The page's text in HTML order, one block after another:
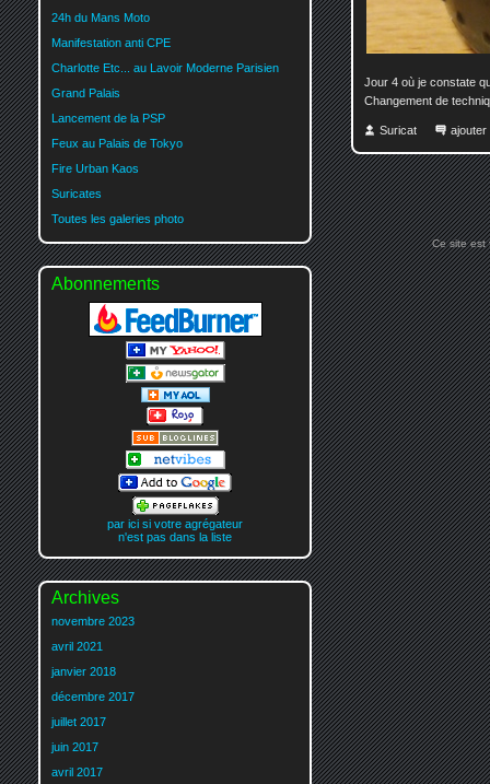
Jour 4 où je constate
Changement de
Suricat ajouter
24h du Mans Moto
Manifestation anti CPE
Charlotte Etc... au Lavoir Moderne Parisien
Grand Palais
Lancement de la PSP
Feux au Palais de Tokyo
Fire Urban Kaos
Suricates
Toutes les galeries photo
Abonnements
par ici si votre agrégateur
n'est pas dans la liste
Archives
novembre 2023
avril 2021
janvier 2018
décembre 2017
juillet 2017
juin 2017
avril 2017
Ce site est